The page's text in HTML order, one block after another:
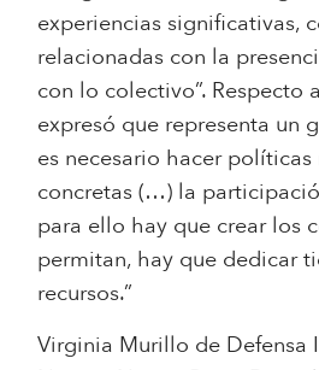
experiencias significativas,
relacionadas con la
con lo colectivo”. Respecto
expresó que representa un
es necesario hacer
concretas (…) la
para ello hay que crear los
permitan, hay que dedicar
recursos.”
Virginia Murillo de Defensa